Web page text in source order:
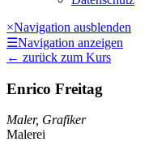
×Navigation ausblenden
☰Navigation anzeigen
← zurück zum Kurs
Enrico Freitag
Maler, Grafiker
Malerei